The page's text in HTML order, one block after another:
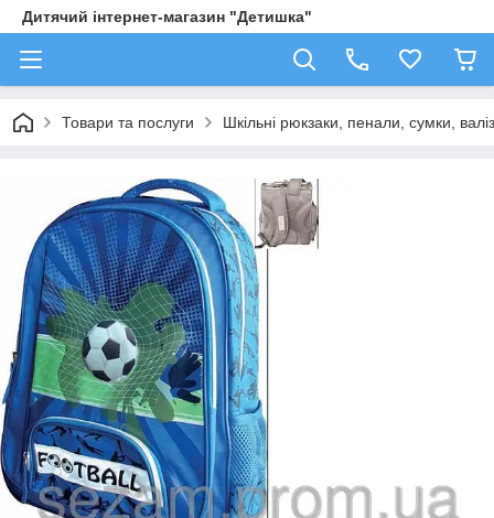
Дитячий інтернет-магазин "Детишка"
Товари та послуги Шкільні рюкзаки, пенали, сумки,